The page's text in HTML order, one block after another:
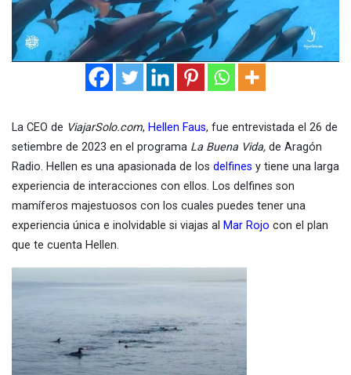
La CEO de ViajarSolo.com, Hellen Faus, fue entrevistada el 26 de
setiembre de 2023 en el programa La Buena Vida, de Aragón
Radio. Hellen es una apasionada de los delfines y tiene una larga
experiencia de interacciones con ellos. Los delfines son
mamíferos majestuosos con los cuales puedes tener una
experiencia única e inolvidable si viajas al Mar Rojo con el plan
que te cuenta Hellen.